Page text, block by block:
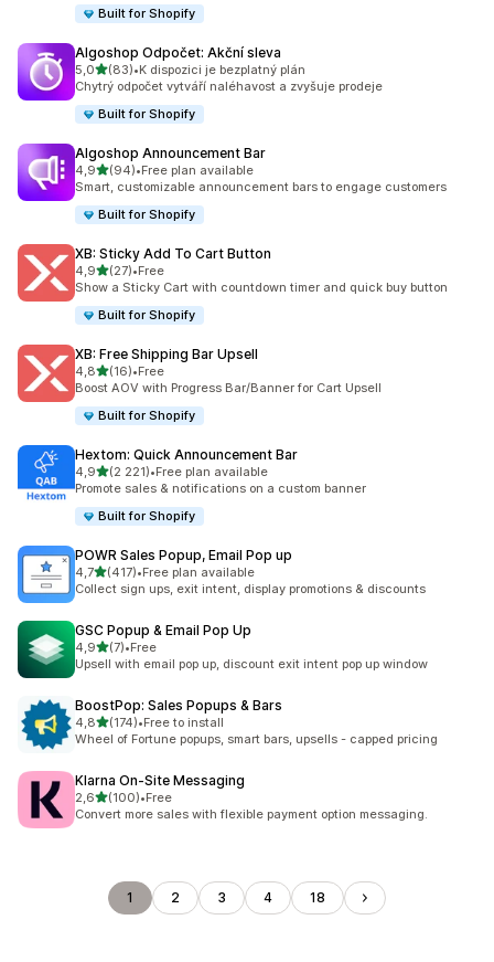
Built for Shopify
Algoshop Odpočet: Akční sleva
5,0z 5 hvězd
(83)
Celkový počet recenzí: 83
•K dispozici je bezplatný plán
Chytrý odpočet vytváří naléhavost a zvyšuje prodeje
Built for Shopify
Algoshop Announcement Bar
4,9z 5 hvězd
(94)
Celkový počet recenzí: 94
•Free plan available
Smart, customizable announcement bars to engage customers
Built for Shopify
XB: Sticky Add To Cart Button
4,9z 5 hvězd
(27)
Celkový počet recenzí: 27
•Free
Show a Sticky Cart with countdown timer and quick buy button
Built for Shopify
XB: Free Shipping Bar Upsell
4,8z 5 hvězd
(16)
Celkový počet recenzí: 16
•Free
Boost AOV with Progress Bar/Banner for Cart Upsell
Built for Shopify
Hextom: Quick Announcement Bar
4,9z 5 hvězd
(2 221)
Celkový počet recenzí: 2221
•Free plan available
Promote sales & notifications on a custom banner
Built for Shopify
POWR Sales Popup, Email Pop up
4,7z 5 hvězd
(417)
Celkový počet recenzí: 417
•Free plan available
Collect sign ups, exit intent, display promotions & discounts
GSC Popup & Email Pop Up
4,9z 5 hvězd
(7)
Celkový počet recenzí: 7
•Free
Upsell with email pop up, discount exit intent pop up window
BoostPop: Sales Popups & Bars
4,8z 5 hvězd
(174)
Celkový počet recenzí: 174
•Free to install
Wheel of Fortune popups, smart bars, upsells - capped pricing
Klarna On‑Site Messaging
2,6z 5 hvězd
(100)
Celkový počet recenzí: 100
•Free
Convert more sales with flexible payment option messaging.
1 2 3 4 18